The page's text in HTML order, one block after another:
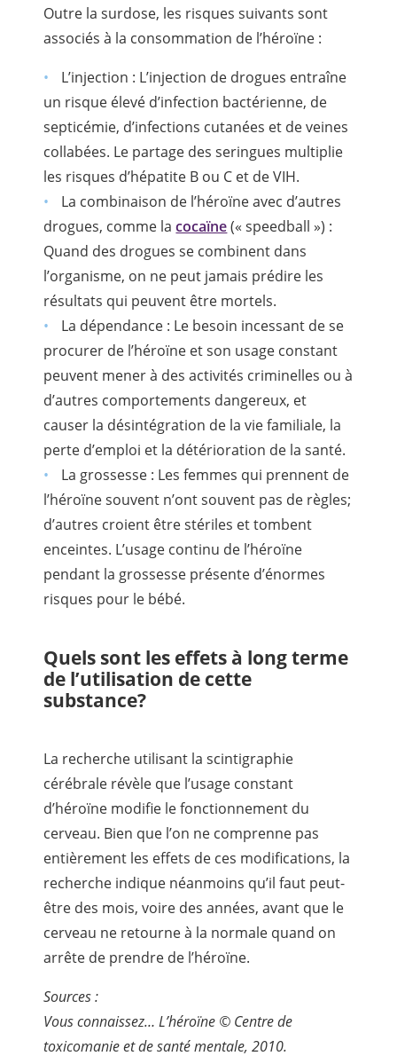
Outre la surdose, les risques suivants sont
associés à la consommation de l’héroïne :
L’injection : L’injection de drogues entraîne
un risque élevé d’infection bactérienne, de
septicémie, d’infections cutanées et de veines
collabées. Le partage des seringues multiplie
les risques d’hépatite B ou C et de VIH.
La combinaison de l’héroïne avec d’autres
drogues, comme lacocaïne(« speedball ») :
Quand des drogues se combinent dans
l’organisme, on ne peut jamais prédire les
résultats qui peuvent être mortels.
La dépendance : Le besoin incessant de se
procurer de l’héroïne et son usage constant
peuvent mener à des activités criminelles ou à
d’autres comportements dangereux, et
causer la désintégration de la vie familiale, la
perte d’emploi et la détérioration de la santé.
La grossesse : Les femmes qui prennent de
l’héroïne souvent n’ont souvent pas de règles;
d’autres croient être stériles et tombent
enceintes. L’usage continu de l’héroïne
pendant la grossesse présente d’énormes
risques pour le bébé.
Quels sont les effets à long terme
de l’utilisation de cette
substance?
La recherche utilisant la scintigraphie
cérébrale révèle que l’usage constant
d’héroïne modifie le fonctionnement du
cerveau. Bien que l’on ne comprenne pas
entièrement les effets de ces modifications, la
recherche indique néanmoins qu’il faut peut-
être des mois, voire des années, avant que le
cerveau ne retourne à la normale quand on
arrête de prendre de l’héroïne.
Sources :
Vous connaissez… L’héroïne © Centre de
toxicomanie et de santé mentale, 2010.